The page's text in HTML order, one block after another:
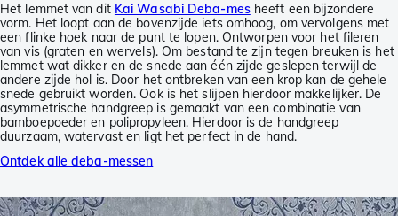
Het lemmet van dit Kai Wasabi Deba-mesheeft een bijzondere
vorm. Het loopt aan de bovenzijde iets omhoog, om vervolgens met
een flinke hoek naar de punt te lopen. Ontworpen voor het fileren
van vis (graten en wervels). Om bestand te zijn tegen breuken is het
lemmet wat dikker en de snede aan één zijde geslepen terwijl de
andere zijde hol is. Door het ontbreken van een krop kan de gehele
snede gebruikt worden. Ook is het slijpen hierdoor makkelijker. De
asymmetrische handgreep is gemaakt van een combinatie van
bamboepoeder en polipropyleen. Hierdoor is de handgreep
duurzaam, watervast en ligt het perfect in de hand.
Ontdek alle deba-messen